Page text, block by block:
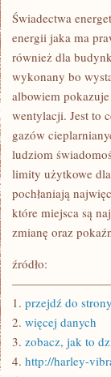
Świadectwa
energii jaka ma
również dla
wykonany bo
albowiem
wentylacji. Jest to
gazów
ludziom
limity użytkowe
pochłaniają
które miejsca są
zmianę oraz
źródło:
1. przejdź do strony
2. więcej danych
3. zobacz, jak to
4. http://harley-